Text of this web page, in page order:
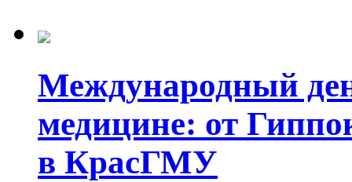
Международный
медицине: от
в КрасГМУ